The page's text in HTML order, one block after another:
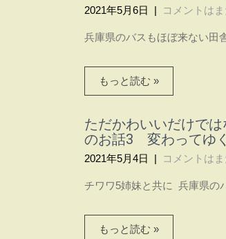
2021年5月6日 | コメントは
兵庫県のバスもほぼ来ない田
もっと読む »
ただかわいいだけで
のお話3 変わってゆ
2021年5月4日 | コメントは
チワワ5姉妹と共に 兵庫県の
もっと読む »